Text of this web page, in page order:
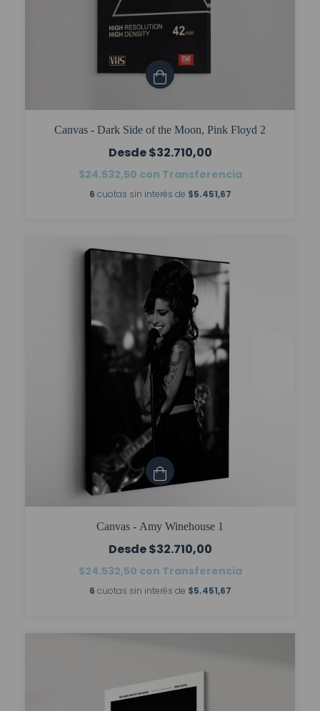
Canvas - Dark Side of the Moon, Pink Floyd 2
$32.710,00
$24.532,50 con Transferencia
6 cuotas sin interés de $5.451,67
Canvas - Amy Winehouse 1
$32.710,00
$24.532,50 con Transferencia
6 cuotas sin interés de $5.451,67